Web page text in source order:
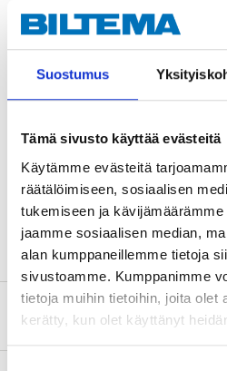
Suostumus
Tämä sivusto käyttää evästeitä
Käytämme evästeitä
räätälöimiseen, sosiaalisen
tukemiseen ja
jaamme sosiaalisen median,
alan kumppaneillemme tietoja
sivustoamme. Kumppanimme
tietoja muihin tietoihin, joita olet
kerätty, kun olet käyttänyt
och förvara det i den
Lägg skinnet i vatten om det
Teknisk specifikation
Längd
Bredd
Om tillverkaren